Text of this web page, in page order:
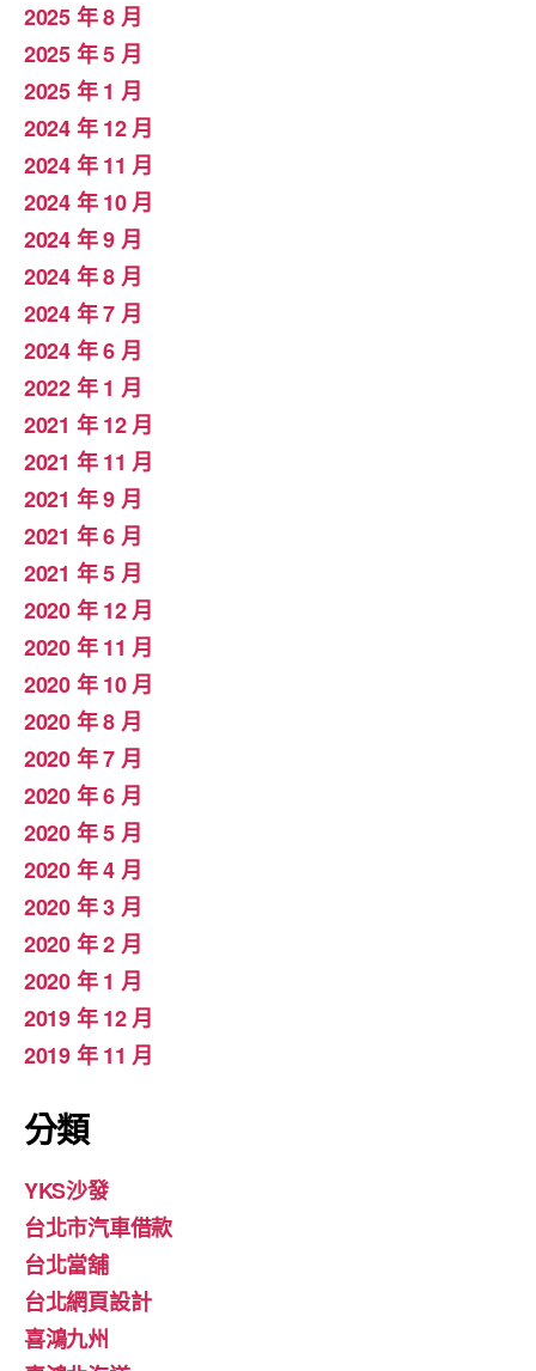
2025 年 8 月
2025 年 5 月
2025 年 1 月
2024 年 12 月
2024 年 11 月
2024 年 10 月
2024 年 9 月
2024 年 8 月
2024 年 7 月
2024 年 6 月
2022 年 1 月
2021 年 12 月
2021 年 11 月
2021 年 9 月
2021 年 6 月
2021 年 5 月
2020 年 12 月
2020 年 11 月
2020 年 10 月
2020 年 8 月
2020 年 7 月
2020 年 6 月
2020 年 5 月
2020 年 4 月
2020 年 3 月
2020 年 2 月
2020 年 1 月
2019 年 12 月
2019 年 11 月
分類
YKS沙發
台北市汽車借款
台北當舖
台北網頁設計
喜鴻九州